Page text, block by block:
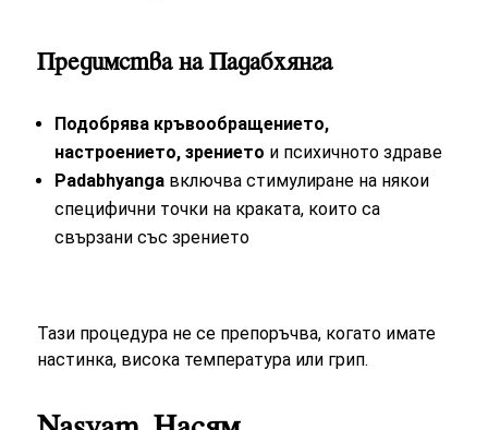
Предимства на Падабхянга
Подобрява кръвообращението,
настроението, зрението и психичното здраве
Padabhyanga включва стимулиране на някои
специфични точки на краката, които са
свързани със зрението
Тази процедура не се препоръчва, когато имате
настинка, висока температура или грип.